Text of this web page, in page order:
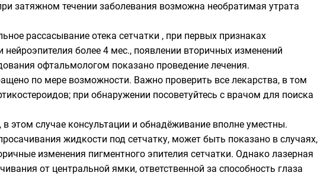
затяжном течении заболевания возможна необратимая утрата
рассасывание отека сетчатки , при первых признаках
более 4 мес., появлении вторичных изменений
офтальмологом показано проведение лечения.
по мере возможности. Важно проверить все лекарства, в том
при обнаружении посоветуйтесь с врачом для поиска
этом случае консультации и обнадёживание вполне уместны.
жидкости под сетчатку, может быть показано в случаях,
изменения пигментного эпителия сетчатки. Однако лазерная
от центральной ямки, ответственной за способность глаза